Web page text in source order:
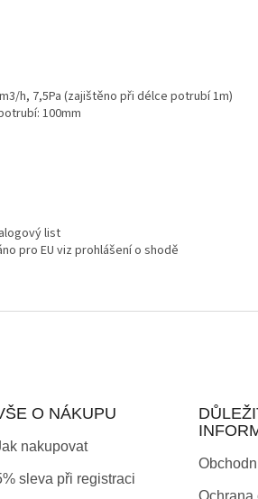
h, 7,5Pa (zajištěno při délce potrubí 1m)
100mm
list
pro EU viz prohlášení o shodě
O NÁKUPU
nakupovat
sleva při registraci
Ochrana